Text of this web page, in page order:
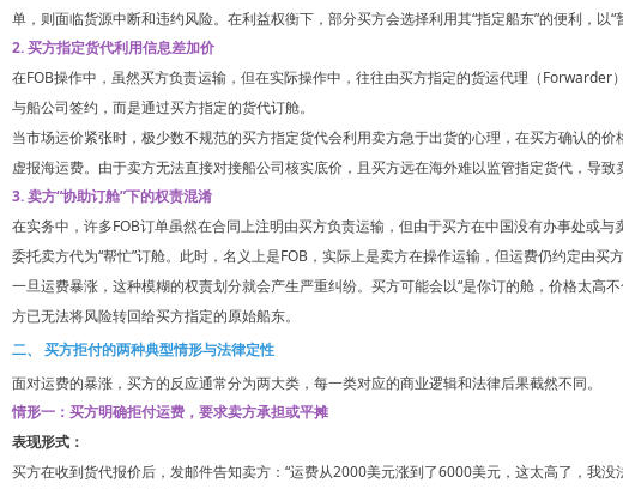
单，则面临货源中断和违约风险。在利益权衡下，部分买方会选择利用其“指定船东”的便利，以“
2. 买方指定货代利用信息差加价
在FOB操作中，虽然买方负责运输，但在实际操作中，往往由买方指定的货运代理（Forwarder
与船公司签约，而是通过买方指定的货代订舱。
当市场运价紧张时，极少数不规范的买方指定货代会利用卖方急于出货的心理，在买方确认的价
虚报海运费。由于卖方无法直接对接船公司核实底价，且买方远在海外难以监管指定货代，导致
3. 卖方“协助订舱”下的权责混淆
在实务中，许多FOB订单虽然在合同上注明由买方负责运输，但由于买方在中国没有办事处或
委托卖方代为“帮忙”订舱。此时，名义上是FOB，实际上是卖方在操作运输，但运费仍约定由买方
一旦运费暴涨，这种模糊的权责划分就会产生严重纠纷。买方可能会以“是你订的舱，价格太高
方已无法将风险转回给买方指定的原始船东。
二、 买方拒付的两种典型情形与法律定性
面对运费的暴涨，买方的反应通常分为两大类，每一类对应的商业逻辑和法律后果截然不同。
情形一：买方明确拒付运费，要求卖方承担或平摊
表现形式：
买方在收到货代报价后，发邮件告知卖方：“运费从2000美元涨到了6000美元，这太高了，我